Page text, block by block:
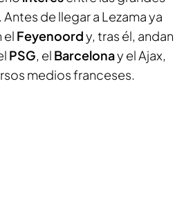
. Antes de llegar a Lezama ya
el Feyenoordy, tras él, andan
PSG, el Barcelonay el Ajax,
medios franceses.